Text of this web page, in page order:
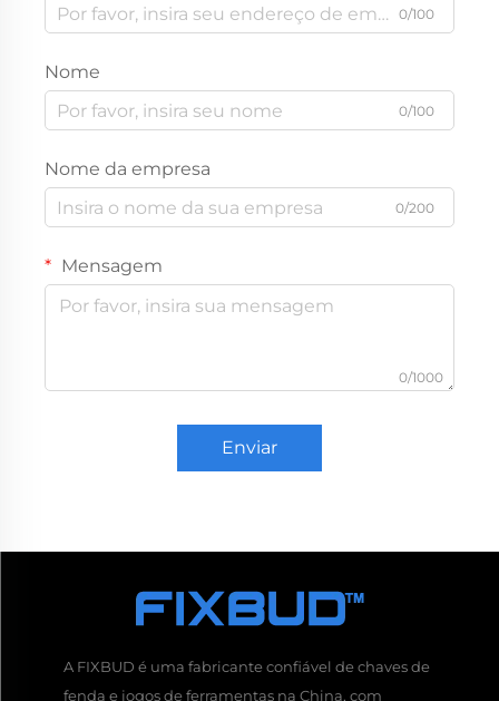
0/100
Nome
0/100
Nome da empresa
0/200
Mensagem
0/1000
Enviar
A FIXBUD é uma fabricante confiável de chaves de
fenda e jogos de ferramentas na China, com